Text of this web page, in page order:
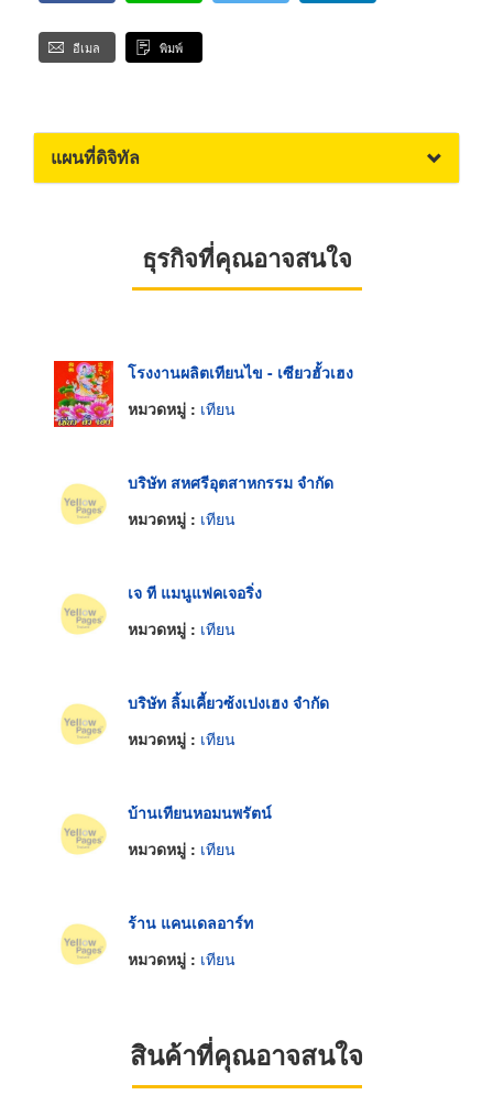
อีเมล พิมพ์
แผนที่ดิจิทัล
ธุรกิจที่คุณอาจสนใจ
โรงงานผลิตเทียนไข - เซียวฮั้วเฮง
หมวดหมู่ : เทียน
บริษัท สหศรีอุตสาหกรรม จำกัด
หมวดหมู่ : เทียน
เจ ที แมนูแฟคเจอริ่ง
หมวดหมู่ : เทียน
บริษัท ลิ้มเคี้ยวซ้งเปงเฮง จำกัด
หมวดหมู่ : เทียน
บ้านเทียนหอมนพรัตน์
หมวดหมู่ : เทียน
ร้าน แคนเดลอาร์ท
หมวดหมู่ : เทียน
สินค้าที่คุณอาจสนใจ